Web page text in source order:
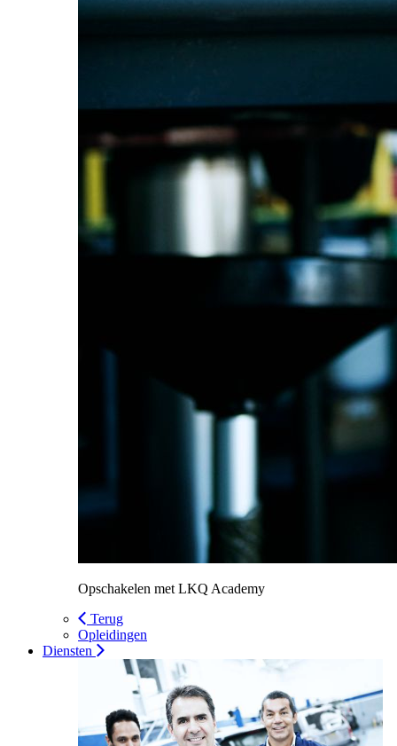
Opschakelen met LKQ Academy
Terug
Opleidingen
Diensten